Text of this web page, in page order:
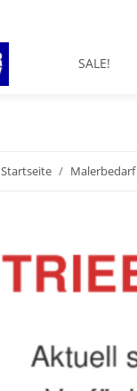
SALE!
Startseite Malerbedarf